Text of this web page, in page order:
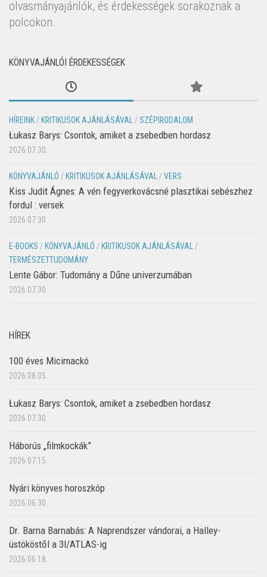
olvasmányajánlók, és érdekességek sorakoznak a
polcokon.
KÖNYVAJÁNLÓI ÉRDEKESSÉGEK
HÍREINK/ KRITIKUSOK AJÁNLÁSÁVAL/ SZÉPIRODALOM
Łukasz Barys: Csontok, amiket a zsebedben hordasz
2026.07.30.
KÖNYVAJÁNLÓ / KRITIKUSOK AJÁNLÁSÁVAL/VERS
Kiss Judit Ágnes: A vén fegyverkovácsné plasztikai sebészhez
fordul : versek
2026.07.30.
E-BOOKS / KÖNYVAJÁNLÓ / KRITIKUSOK AJÁNLÁSÁVAL/
TERMÉSZETTUDOMÁNY
Lente Gábor: Tudomány a Dűne univerzumában
2026.07.30.
HÍREK
100 éves Micimackó
2026.08.05.
Łukasz Barys: Csontok, amiket a zsebedben hordasz
2026.07.30.
Háborús „filmkockák”
2026.07.15.
Nyári könyves horoszkóp
2026.06.30.
Dr. Barna Barnabás: A Naprendszer vándorai, a Halley-
üstököstől a 3I/ATLAS-ig
2026.06.18.